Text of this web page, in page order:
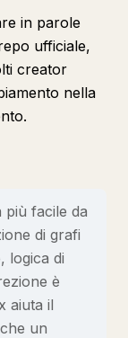
in parole
ufficiale,
creator
nella
facile da
di grafi
logica di
è
aiuta il
un